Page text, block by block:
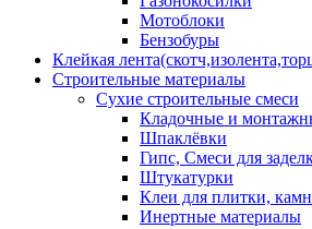
Мотоблоки
Бензобуры
Клейкая
Строительные материалы
Сухие строительные смеси
Кладочные и
Шпаклёвки
Гипс, Смеси для
Штукатурки
Клеи для плитки,
Инертные материалы